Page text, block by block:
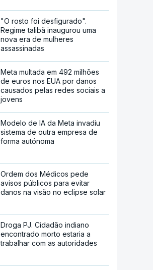
"O rosto foi desfigurado".
Regime talibã inaugurou uma
nova era de mulheres
assassinadas
Meta multada em 492 milhões
de euros nos EUA por danos
causados pelas redes sociais a
jovens
Modelo de IA da Meta invadiu
sistema de outra empresa de
forma autónoma
Ordem dos Médicos pede
avisos públicos para evitar
danos na visão no eclipse solar
Droga PJ. Cidadão indiano
encontrado morto estaria a
trabalhar com as autoridades